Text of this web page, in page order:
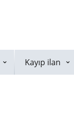
Kayıp ilan